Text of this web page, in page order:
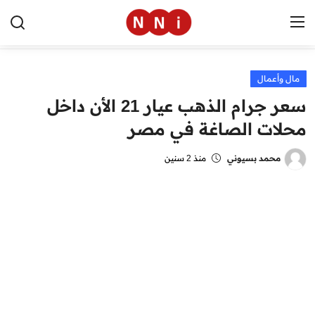
الرئيسية
اخبار مصر
العالم
مال وأعمال
سعر جرام الذهب عيار 21 الأن داخل
محلات الصاغة في مصر
محمد بسيوني منذ 2 سنين